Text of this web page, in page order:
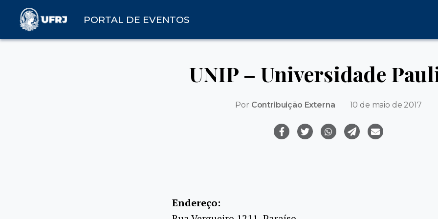
PORTAL DE EVENTOS
UNIP – Universidade
Por Contribuição Externa 10 de maio de 2017
Endereço: